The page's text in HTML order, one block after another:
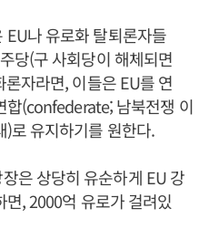
나 유로화 탈퇴론자들
당(구 사회당이 해체되면
자라면, 이들은 EU를 연
합(confederate; 남북전쟁 이
로 유지하기를 원한다.
은 상당히 유순하게 EU 강
, 2000억 유로가 걸려있